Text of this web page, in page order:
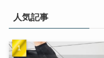
人気記事